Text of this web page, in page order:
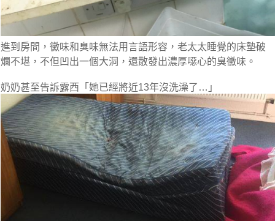
進到房間， 黴味和臭味無法用言語形容 ，老太太睡覺的床墊破
爛不堪，不但凹出一個大洞，還散發出濃厚噁心的臭黴味。
奶奶甚至告訴露西 「她已經將近13年沒洗澡了…」